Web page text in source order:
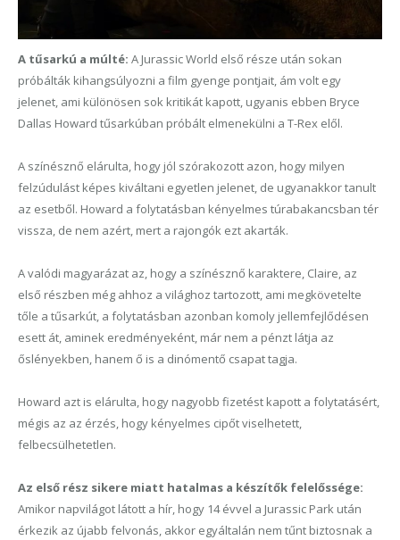
A tűsarkú a múlté: A Jurassic World első része után sokan
próbálták kihangsúlyozni a film gyenge pontjait, ám volt egy
jelenet, ami különösen sok kritikát kapott, ugyanis ebben Bryce
Dallas Howard tűsarkúban próbált elmenekülni a T-Rex elől.
A színésznő elárulta, hogy jól szórakozott azon, hogy milyen
felzúdulást képes kiváltani egyetlen jelenet, de ugyanakkor tanult
az esetből. Howard a folytatásban kényelmes túrabakancsban tér
vissza, de nem azért, mert a rajongók ezt akarták.
A valódi magyarázat az, hogy a színésznő karaktere, Claire, az
első részben még ahhoz a világhoz tartozott, ami megkövetelte
tőle a tűsarkút, a folytatásban azonban komoly jellemfejlődésen
esett át, aminek eredményeként, már nem a pénzt látja az
őslényekben, hanem ő is a dinómentő csapat tagja.
Howard azt is elárulta, hogy nagyobb fizetést kapott a folytatásért,
mégis az az érzés, hogy kényelmes cipőt viselhetett,
felbecsülhetetlen.
Az első rész sikere miatt hatalmas a készítők felelőssége:
Amikor napvilágot látott a hír, hogy 14 évvel a Jurassic Park után
érkezik az újabb felvonás, akkor egyáltalán nem tűnt biztosnak a